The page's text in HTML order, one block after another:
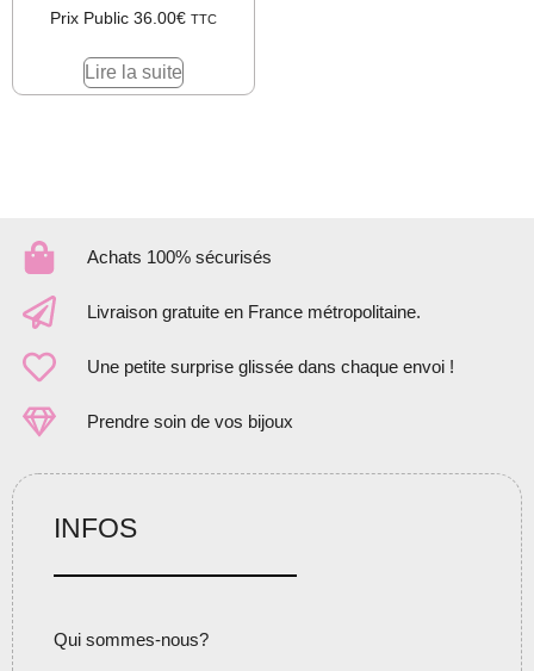
Prix Public 36.00€ TTC
Lire la suite
Achats 100% sécurisés
Livraison gratuite en France métropolitaine.
Une petite surprise glissée dans chaque envoi !
Prendre soin de vos bijoux
INFOS
Qui sommes-nous?